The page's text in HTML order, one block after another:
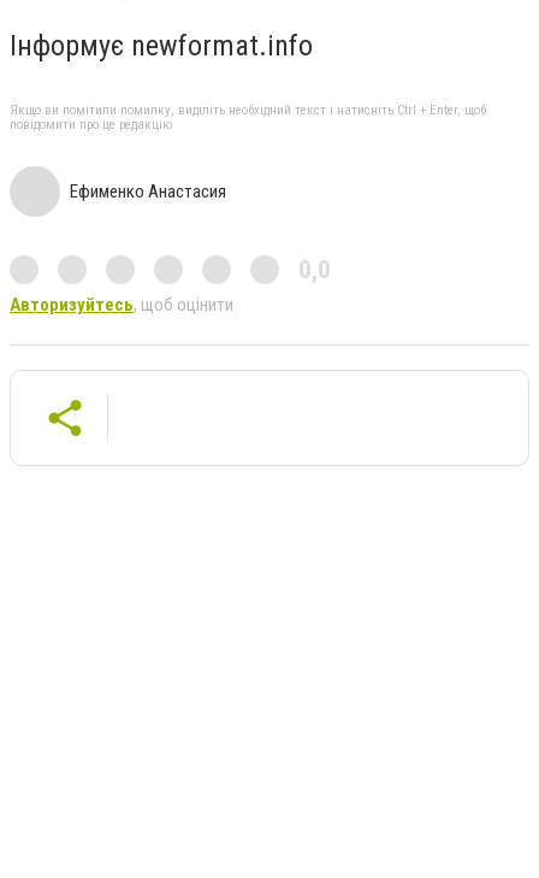
Інформує newformat.info
Якщо ви помітили помилку, виділіть необхідний текст і натисніть Ctrl + Enter, щоб
повідомити про це редакцію
Ефименко Анастасия
0,0
Авторизуйтесь, щоб оцінити